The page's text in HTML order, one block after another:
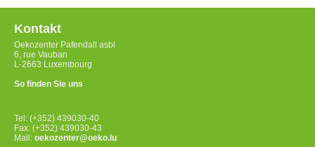
Kontakt
Oekozenter Pafendall asbl
6, rue Vauban
L-2663 Luxembourg
So finden Sie uns
Tel: (+352) 439030-40
Fax: (+352) 439030-43
Mail: oekozenter@oeko.lu